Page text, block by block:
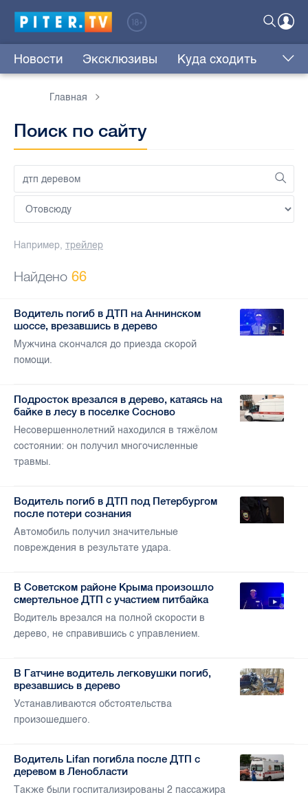
Новости Эксклюзивы Куда сходить
Главная
Поиск по сайту
Например, трейлер
Найдено 66
Водитель погиб в ДТП на Аннинском
шоссе, врезавшись в дерево
Мужчина скончался до приезда скорой
помощи.
Подросток врезался в дерево, катаясь на
байке в лесу в поселке Сосново
Несовершеннолетний находился в тяжёлом
состоянии: он получил многочисленные
травмы.
Водитель погиб в ДТП под Петербургом
после потери сознания
Автомобиль получил значительные
повреждения в результате удара.
В Советском районе Крыма произошло
смертельное ДТП с участием питбайка
Водитель врезался на полной скорости в
дерево, не справившись с управлением.
В Гатчине водитель легковушки погиб,
врезавшись в дерево
Устанавливаются обстоятельства
произошедшего.
Водитель Lifan погибла после ДТП с
деревом в Ленобласти
Также были госпитализированы 2 пассажира